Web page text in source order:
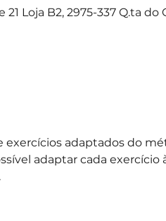
Loja B2, 2975-337 Q.ta do
adaptados do
adaptar cada exercício